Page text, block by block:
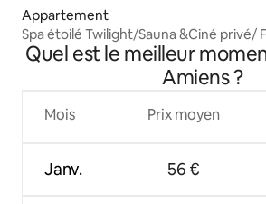
Appartement
Spa étoilé Twilight/Sauna &Ciné privé/
Quel est le meilleur
Amiens ?
Mois
Janv.
Prix moyen
56 €